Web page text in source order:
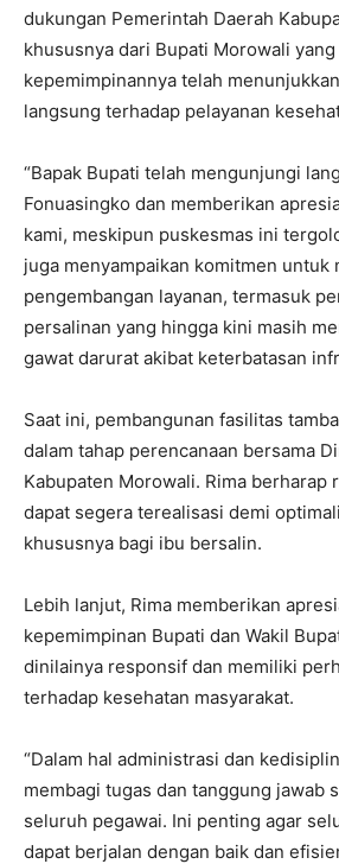
dukungan Pemerintah Daerah
khususnya dari Bupati Morowali
kepemimpinannya telah
langsung terhadap pelayanan
“Bapak Bupati telah mengunjungi
Fonuasingko dan memberikan
kami, meskipun puskesmas ini
juga menyampaikan komitmen untuk
pengembangan layanan, termasuk
persalinan yang hingga kini masih
gawat darurat akibat keterbatasan
Saat ini, pembangunan fasilitas
dalam tahap perencanaan bersama
Kabupaten Morowali. Rima berharap
dapat segera terealisasi demi
khususnya bagi ibu bersalin.
Lebih lanjut, Rima memberikan
kepemimpinan Bupati dan Wakil
dinilainya responsif dan memiliki
terhadap kesehatan masyarakat.
“Dalam hal administrasi dan
membagi tugas dan tanggung jawab
seluruh pegawai. Ini penting agar
dapat berjalan dengan baik dan